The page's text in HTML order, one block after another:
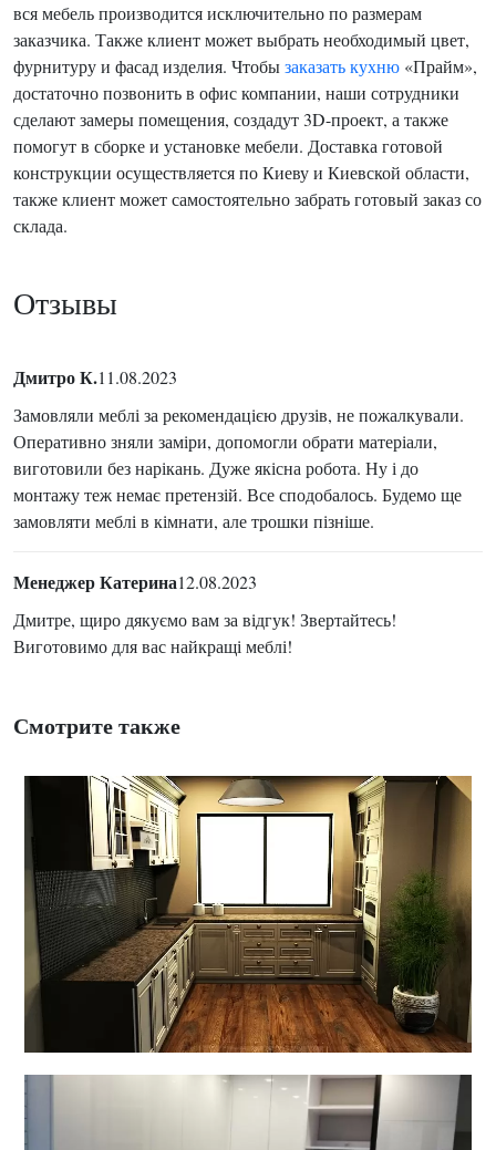
вся мебель производится исключительно по размерам
заказчика. Также клиент может выбрать необходимый цвет,
фурнитуру и фасад изделия. Чтобызаказать кухню «Прайм»,
достаточно позвонить в офис компании, наши сотрудники
сделают замеры помещения, создадут 3D-проект, а также
помогут в сборке и установке мебели. Доставка готовой
конструкции осуществляется по Киеву и Киевской области,
также клиент может самостоятельно забрать готовый заказ со
склада.
Отзывы
Дмитро К.11.08.2023
Замовляли меблі за рекомендацією друзів, не пожалкували.
Оперативно зняли заміри, допомогли обрати матеріали,
виготовили без нарікань. Дуже якісна робота. Ну і до
монтажу теж немає претензій. Все сподобалось. Будемо ще
замовляти меблі в кімнати, але трошки пізніше.
Менеджер Катерина12.08.2023
Дмитре, щиро дякуємо вам за відгук! Звертайтесь!
Виготовимо для вас найкращі меблі!
Смотрите также